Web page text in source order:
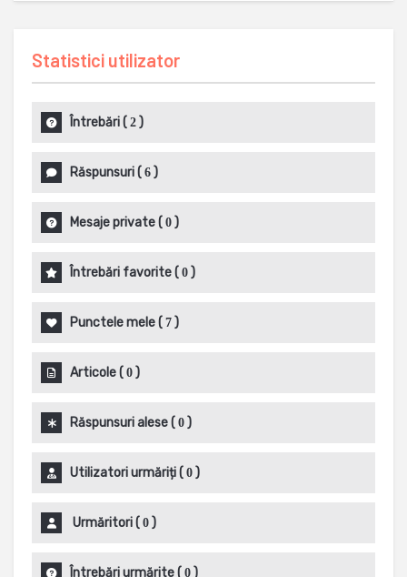
Statistici utilizator
Întrebări( 2 )
Răspunsuri( 6 )
Mesaje private( 0 )
Întrebări favorite( 0 )
Punctele mele( 7 )
Articole( 0 )
Răspunsuri alese( 0 )
Utilizatori urmăriți( 0 )
Urmăritori( 0 )
Întrebări urmărite( 0 )